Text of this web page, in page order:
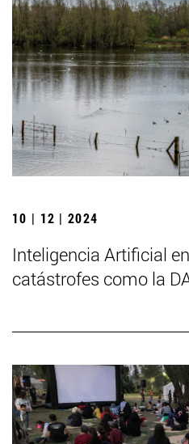
10 | 12 | 2024
Inteligencia Artificial
catástrofes como la